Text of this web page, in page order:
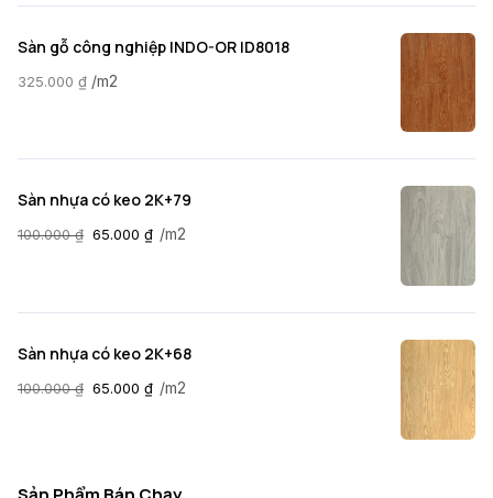
Sàn gỗ công nghiệp INDO-OR ID8018
325.000 ₫ /m2
Sàn nhựa có keo 2K+79
100.000₫ 65.000 ₫ /m2
Sàn nhựa có keo 2K+68
100.000₫ 65.000 ₫ /m2